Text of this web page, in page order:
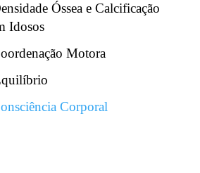
Óssea e Calcificação
Idosos
Motora
Corporal